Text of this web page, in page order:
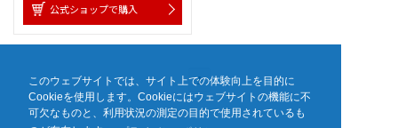
このウェブサイトでは、サイト上での体験向上を目的に
Cookieを使用します。Cookieにはウェブサイトの機能に不
可欠なものと、利用状況の測定の目的で使用されているも
公式ショップで購入
1